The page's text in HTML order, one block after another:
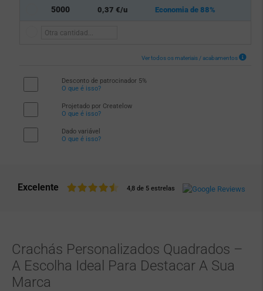
5000 0,37 €/u Economia de 88%
Ver todos os materiais / acabamentos
Desconto de patrocinador 5%
O que é isso?
Projetado por Createlow
O que é isso?
Dado variável
O que é isso?
Excelente 4,8 de 5 estrelas
Crachás Personalizados Quadrados –
A Escolha Ideal Para Destacar A Sua
Marca